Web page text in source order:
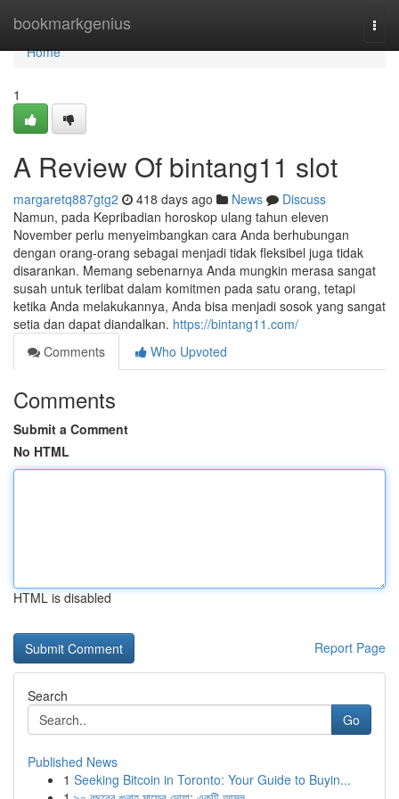
bookmarkgenius
Home
Home
1
A Review Of bintang11 slot
margaretq887gtg2 418 days ago News
Discuss
Namun, pada Kepribadian horoskop ulang tahun eleven
November perlu menyeimbangkan cara Anda berhubungan
dengan orang-orang sebagai menjadi tidak fleksibel juga tidak
disarankan. Memang sebenarnya Anda mungkin merasa sangat
susah untuk terlibat dalam komitmen pada satu orang, tetapi
ketika Anda melakukannya, Anda bisa menjadi sosok yang sangat
setia dan dapat diandalkan. https://bintang11.com/
Comments
Who Upvoted
Comments
Submit a Comment
No HTML
HTML is disabled
Report Page
Search
Go
Published News
1 Seeking Bitcoin in Toronto: Your Guide to Buyin...